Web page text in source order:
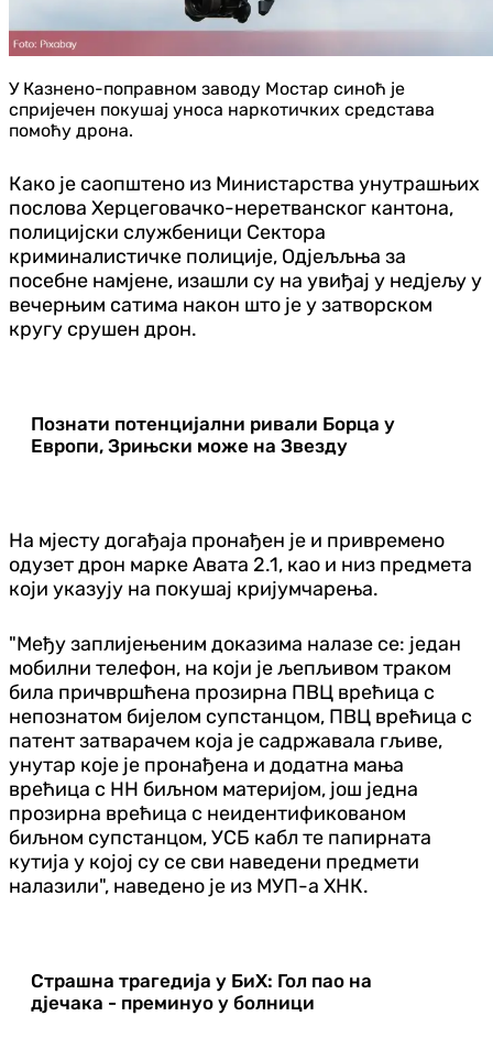
У Казнено-поправном заводу Мостар синоћ је
спријечен покушај уноса наркотичких средстава
помоћу дрона.
Како је саопштено из Министарства унутрашњих
послова Херцеговачко-неретванског кантона,
полицијски службеници Сектора
криминалистичке полиције, Одјељљња за
посебне намјене, изашли су на увиђај у недјељу у
вечерњим сатима након што је у затворском
кругу срушен дрон.
Познати потенцијални ривали Борца у
Европи, Зрињски може на Звезду
На мјесту догађаја пронађен је и привремено
одузет дрон марке Авата 2.1, као и низ предмета
који указују на покушај кријумчарења.
"Међу заплијењеним доказима налазе се: један
мобилни телефон, на који је љепљивом траком
била причвршћена прозирна ПВЦ врећица с
непознатом бијелом супстанцом, ПВЦ врећица с
патент затварачем која је садржавала гљиве,
унутар које је пронађена и додатна мања
врећица с НН биљном материјом, још једна
прозирна врећица с неидентификованом
биљном супстанцом, УСБ кабл те папирната
кутија у којој су се сви наведени предмети
налазили", наведено је из МУП-а ХНК.
Страшна трагедија у БиХ: Гол пао на
дјечака - преминуо у болници